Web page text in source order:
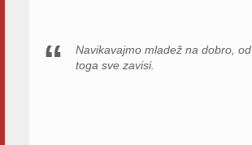
Navikavajmo mladež na dobro, od
toga sve zavisi.